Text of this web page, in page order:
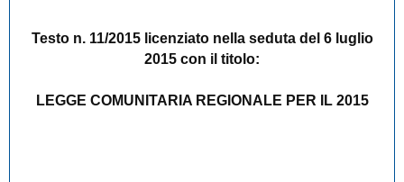
Testo n. 11/2015 licenziato nella seduta del 6 luglio
2015 con il titolo:
LEGGE COMUNITARIA REGIONALE PER IL 2015